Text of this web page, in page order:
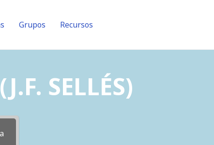
Grupos Recursos
SELLÉS)